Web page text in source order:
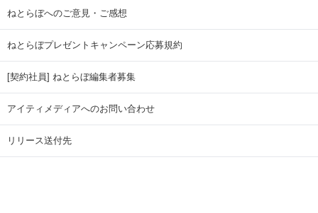
ねとらぼへのご意見・ご感想
ねとらぼプレゼントキャンペーン応募規約
[契約社員] ねとらぼ編集者募集
アイティメディアへのお問い合わせ
リリース送付先